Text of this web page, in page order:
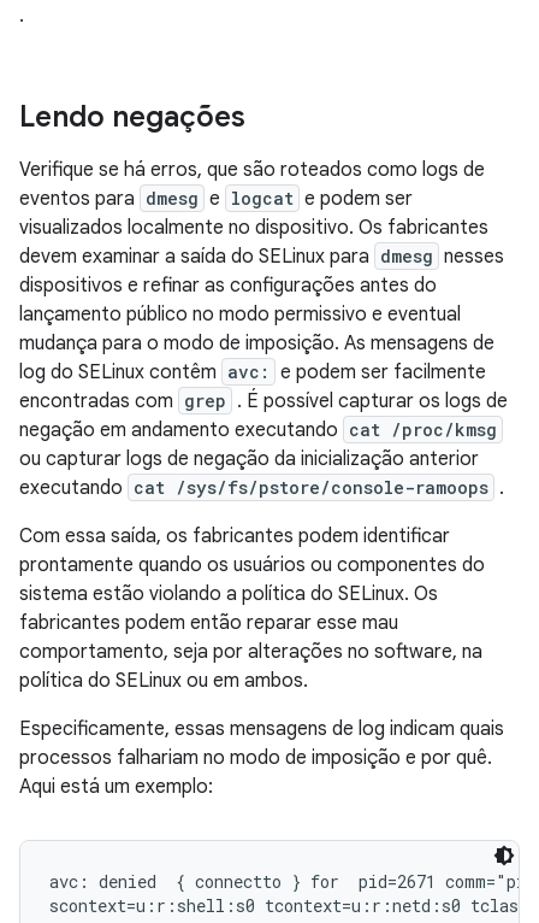
.
Lendo negações
Verifique se há erros, que são roteados como logs de
eventos para dmesg e logcat e podem ser
visualizados localmente no dispositivo. Os fabricantes
devem examinar a saída do SELinux para dmesg nesses
dispositivos e refinar as configurações antes do
lançamento público no modo permissivo e eventual
mudança para o modo de imposição. As mensagens de
log do SELinux contêm avc:
e podem ser facilmente
encontradas com grep . É possível capturar os logs de
negação em andamento executando cat /proc/kmsg
ou capturar logs de negação da inicialização anterior
executando cat /sys/fs/pstore/console-ramoops .
Com essa saída, os fabricantes podem identificar
prontamente quando os usuários ou componentes do
sistema estão violando a política do SELinux. Os
fabricantes podem então reparar esse mau
comportamento, seja por alterações no software, na
política do SELinux ou em ambos.
Especificamente, essas mensagens de log indicam quais
processos falhariam no modo de imposição e por quê.
Aqui está um exemplo:
avc: denied  { connectto } for  pid=2671